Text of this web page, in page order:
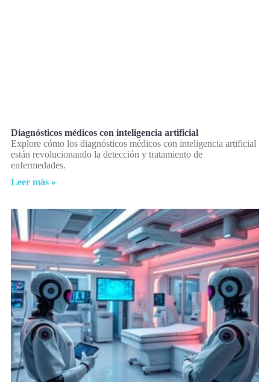
Diagnósticos médicos con inteligencia artificial
Explore cómo los diagnósticos médicos con inteligencia artificial
están revolucionando la detección y tratamiento de
enfermedades.
Leer más »